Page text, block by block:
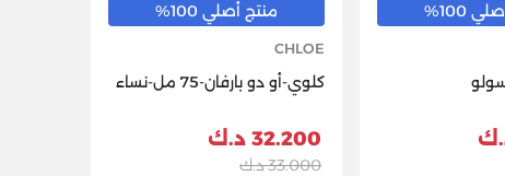
100% منتج أصلي 100%
CHLOE
كلوي-أو دو بارفان-75 مل-نساء
32.200 د.ك
33.000 د.ك